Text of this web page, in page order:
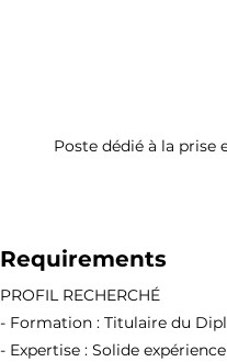
Poste dédié à la prise
Requirements
PROFIL RECHERCHÉ
- Formation : Titulaire du
- Expertise : Solide